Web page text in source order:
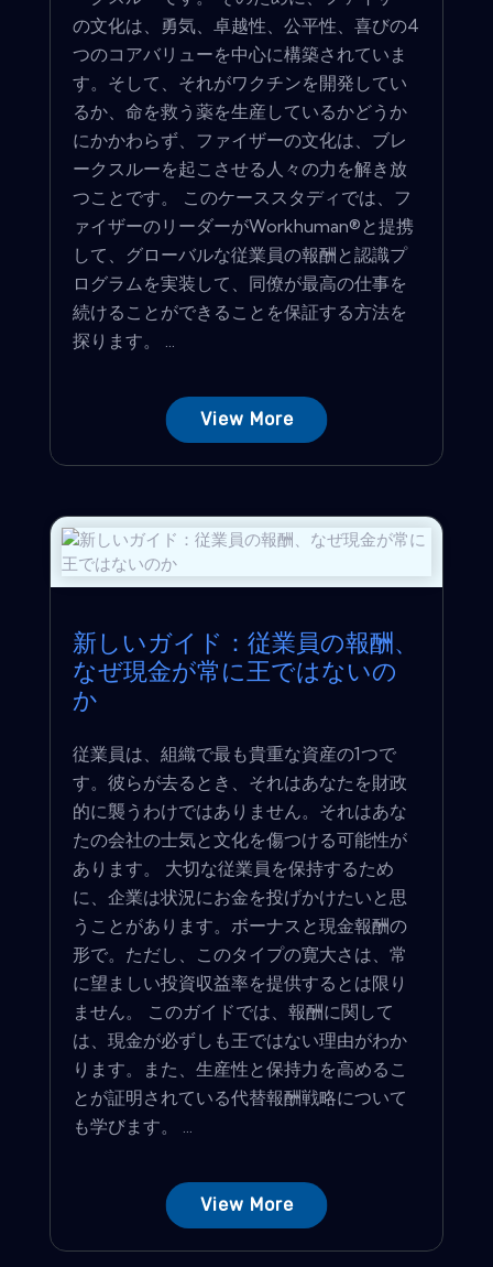
の文化は、勇気、卓越性、公平性、喜びの4
つのコアバリューを中心に構築されていま
す。そして、それがワクチンを開発してい
るか、命を救う薬を生産しているかどうか
にかかわらず、ファイザーの文化は、ブレ
ークスルーを起こさせる人々の力を解き放
つことです。 このケーススタディでは、フ
ァイザーのリーダーがWorkhuman®と提携
して、グローバルな従業員の報酬と認識プ
ログラムを実装して、同僚が最高の仕事を
続けることができることを保証する方法を
探ります。 ...
View More
新しいガイド：従業員の報酬、
なぜ現金が常に王ではないの
か
従業員は、組織で最も貴重な資産の1つで
す。彼らが去るとき、それはあなたを財政
的に襲うわけではありません。それはあな
たの会社の士気と文化を傷つける可能性が
あります。 大切な従業員を保持するため
に、企業は状況にお金を投げかけたいと思
うことがあります。ボーナスと現金報酬の
形で。ただし、このタイプの寛大さは、常
に望ましい投資収益率を提供するとは限り
ません。 このガイドでは、報酬に関して
は、現金が必ずしも王ではない理由がわか
ります。また、生産性と保持力を高めるこ
とが証明されている代替報酬戦略について
も学びます。 ...
View More